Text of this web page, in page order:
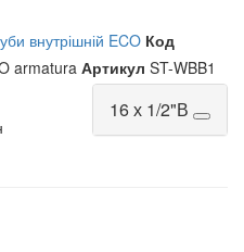
внутрішній ECO Код
armaturaАртикул ST-WBB1
16 х 1/2"В